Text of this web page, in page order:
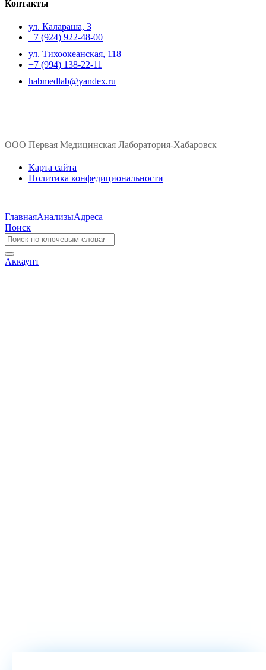
Контакты
ул. ​Калараша, 3
+7 (924) 922-48-00
ул. ​Тихоокеанская, 118
+7 (994) 138-22-11
habmedlab@yandex.ru
ООО Первая Медицинская Лаборатория-Хабаровск
Карта сайта
Политика конфедициональности
ГлавнаяАнализыАдреса
Поиск
Аккаунт